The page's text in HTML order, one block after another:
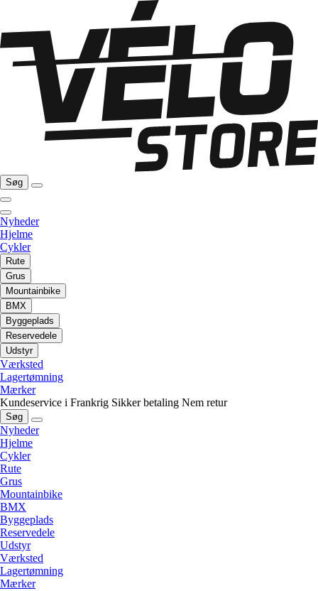
Søg
Nyheder
Hjelme
Cykler
Rute
Grus
Mountainbike
BMX
Byggeplads
Reservedele
Udstyr
Værksted
Lagertømning
Mærker
Kundeservice i Frankrig Sikker betaling Nem retur
Søg
Nyheder
Hjelme
Cykler
Rute
Grus
Mountainbike
BMX
Byggeplads
Reservedele
Udstyr
Værksted
Lagertømning
Mærker